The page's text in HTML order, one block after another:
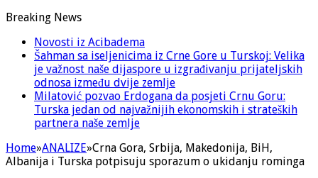
Breaking News
Novosti iz Acibadema
Šahman sa iseljenicima iz Crne Gore u Turskoj: Velika
je važnost naše dijaspore u izgrađivanju prijateljskih
odnosa između dvije zemlje
Milatović pozvao Erdogana da posjeti Crnu Goru:
Turska jedan od najvažnijih ekonomskih i strateških
partnera naše zemlje
Home»ANALIZE»Crna Gora, Srbija, Makedonija, BiH,
Albanija i Turska potpisuju sporazum o ukidanju rominga